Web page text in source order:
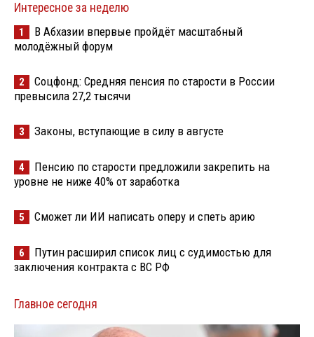
Интересное за неделю
1
В Абхазии впервые пройдёт масштабный
молодёжный форум
2
Соцфонд: Средняя пенсия по старости в России
превысила 27,2 тысячи
3 Законы, вступающие в силу в августе
4
Пенсию по старости предложили закрепить на
уровне не ниже 40% от заработка
5 Сможет ли ИИ написать оперу и спеть арию
6
Путин расширил список лиц с судимостью для
заключения контракта с ВС РФ
Главное сегодня